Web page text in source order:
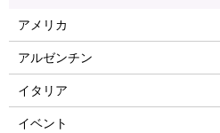
アメリカ
アルゼンチン
イタリア
イベント